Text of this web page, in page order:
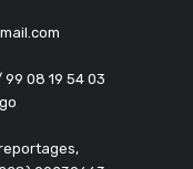
08 19 54 03